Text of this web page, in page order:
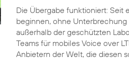
Die Übergabe funktioniert: Seit
beginnen, ohne
außerhalb der geschützten
Teams für mobiles Voice over
Anbietern der Welt, die diesen